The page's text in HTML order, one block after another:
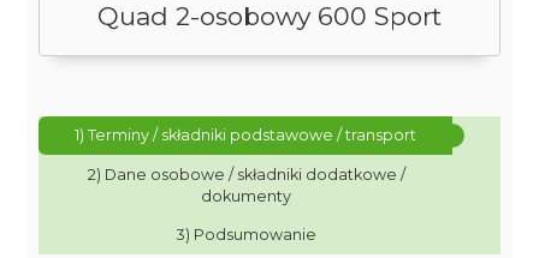
Quad 2-osobowy 600 Sport
1) Terminy / składniki podstawowe / transport
2) Dane osobowe / składniki dodatkowe /
dokumenty
3) Podsumowanie